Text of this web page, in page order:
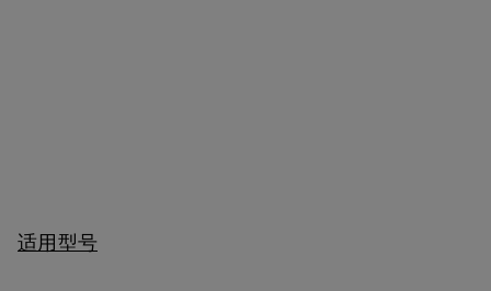
适用型号